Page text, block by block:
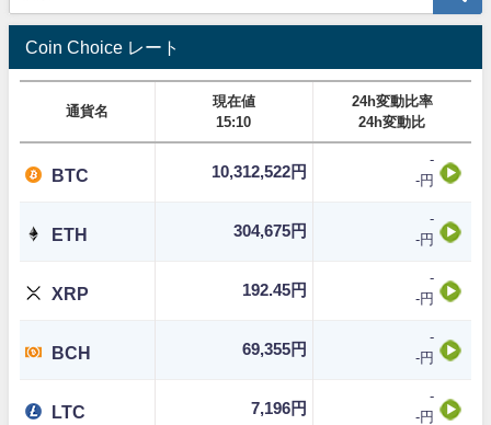
Coin Choice レート
通貨名
現在値
15:10
24h変動比率
24h変動比
BTC 10,312,522円
-
-円
ETH 304,675円
-
-円
XRP 192.45円
-
-円
BCH 69,355円
-
-円
LTC 7,196円
-
-円